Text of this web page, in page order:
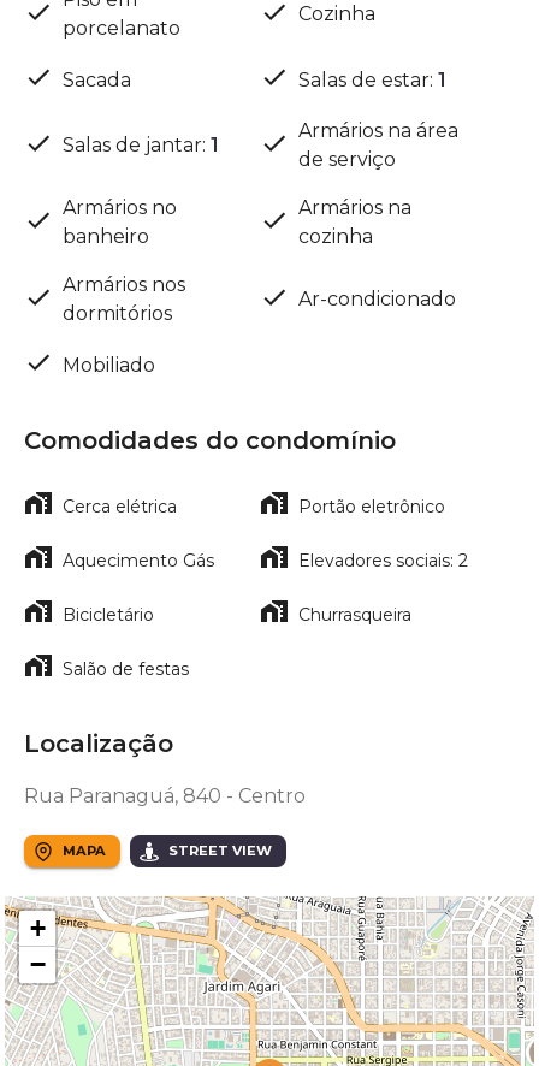
porcelanato
Cozinha
Sacada Salas de estar: 1
Salas de jantar: 1
Armários na área
de serviço
Armários no
banheiro
Armários na
cozinha
Armários nos
dormitórios
Ar-condicionado
Mobiliado
Comodidades do condomínio
Cerca elétrica Portão eletrônico
Aquecimento Gás Elevadores sociais: 2
Bicicletário Churrasqueira
Salão de festas
Localização
Rua Paranaguá, 840 - Centro
MAPA STREET VIEW
+
−